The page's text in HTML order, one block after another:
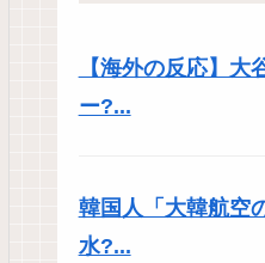
【海外の反応】大
ー?...
韓国人「大韓航空
水?...